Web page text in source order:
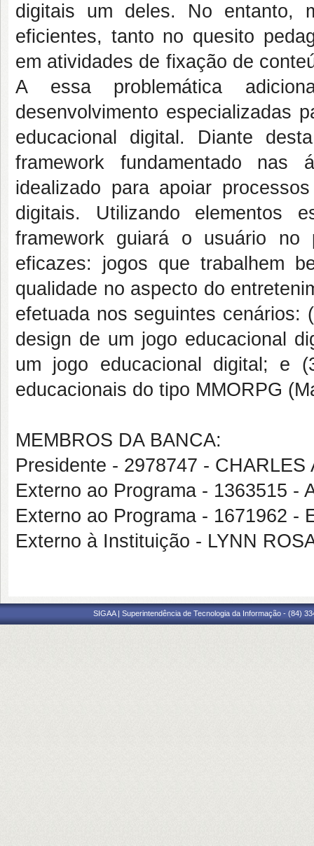
digitais um deles. No entanto,
eficientes, tanto no quesito
em atividades de fixação de
A essa problemática
desenvolvimento especializadas
educacional digital. Diante
framework fundamentado nas
idealizado para apoiar
digitais. Utilizando elementos
framework guiará o usuário no
eficazes: jogos que trabalhem
qualidade no aspecto do
efetuada nos seguintes cenários:
design de um jogo educacional
um jogo educacional digital; e
educacionais do tipo MMORPG
MEMBROS DA BANCA:
Presidente - 2978747 -
Externo ao Programa - 1363515 -
Externo ao Programa - 1671962 -
Externo à Instituição - LYNN
SIGAA | Superintendência de Tecnologia da Informação - (84)